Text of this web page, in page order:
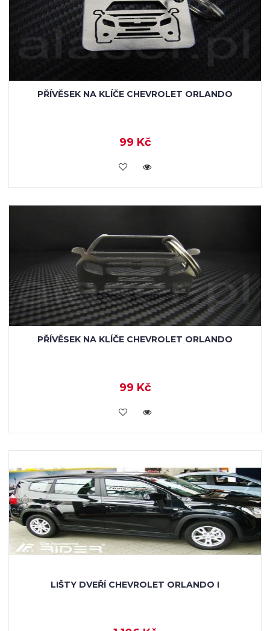
PŘÍVĚSEK NA KLÍČE CHEVROLET ORLANDO
99 Kč
KOUPIT
PŘÍVĚSEK NA KLÍČE CHEVROLET ORLANDO
99 Kč
KOUPIT
LIŠTY DVEŘÍ CHEVROLET ORLANDO I